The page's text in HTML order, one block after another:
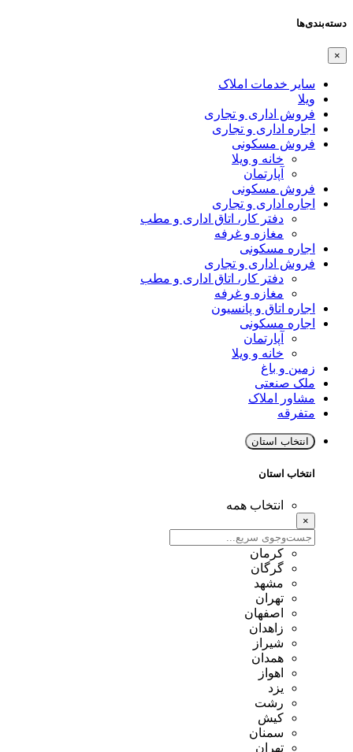
دسته‌بندی‌ها
×
سایر خدمات املاک
ویلا
فروش اداری و تجاری
اجاره اداری و تجاری
فروش مسکونی
خانه و ویلا
آپارتمان
فروش مسکونی
اجاره اداری و تجاری
دفتر کار، اتاق اداری و مطب
مغازه و غرفه
اجاره مسکونی
فروش اداری و تجاری
دفتر کار، اتاق اداری و مطب
مغازه و غرفه
اجاره اتاق و پانسیون
اجاره مسکونی
آپارتمان
خانه و ویلا
زمین و باغ
ملک صنعتی
مشاور املاک
متفرقه
انتخاب استان
انتخاب استان
انتخاب همه
×
کرمان
گرگان
مشهد
تهران
اصفهان
زاهدان
شیراز
همدان
اهواز
یزد
رشت
کیش
سمنان
تهران